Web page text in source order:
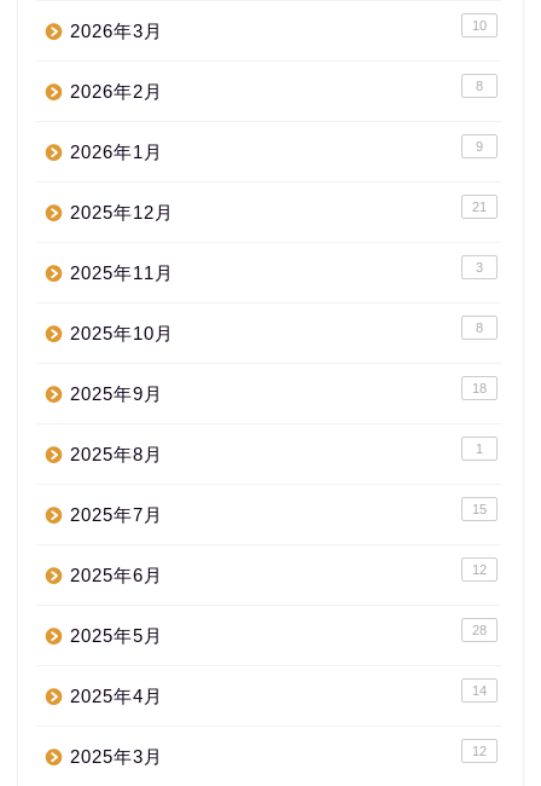
2026年3月 10
2026年2月 8
2026年1月 9
2025年12月 21
2025年11月 3
2025年10月 8
2025年9月 18
2025年8月 1
2025年7月 15
2025年6月 12
2025年5月 28
2025年4月 14
2025年3月 12